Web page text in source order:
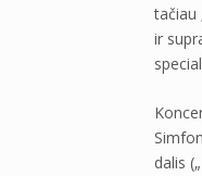
tačiau
ir
dalis